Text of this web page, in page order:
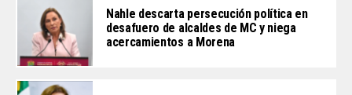
Nahle descarta persecución política en
desafuero de alcaldes de MC y niega
acercamientos a Morena